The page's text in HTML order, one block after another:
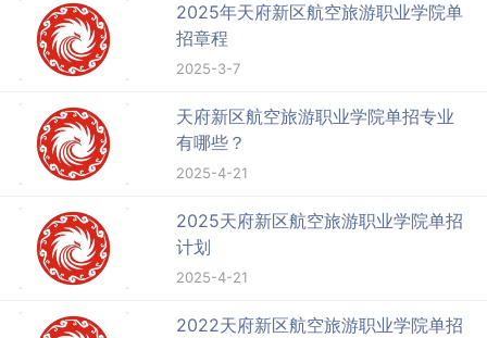
2025年天府新区航空旅游职业学院单
招章程
2025-3-7
天府新区航空旅游职业学院单招专业
有哪些？
2025-4-21
2025天府新区航空旅游职业学院单招
计划
2025-4-21
2022天府新区航空旅游职业学院单招